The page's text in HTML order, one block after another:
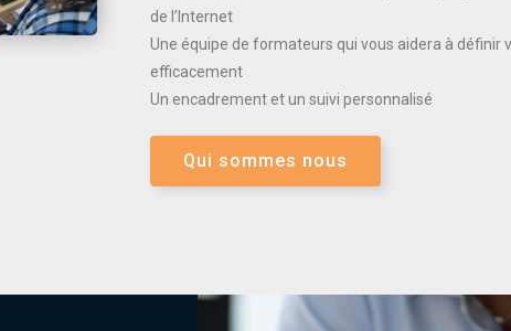
de l’Internet
Une équipe de formateurs qui vous aidera à définir
efficacement
Un encadrement et un suivi personnalisé
Qui sommes nous